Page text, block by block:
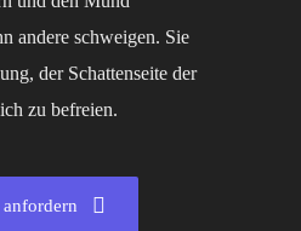
andere schweigen. Sie
der Schattenseite der
zu befreien.